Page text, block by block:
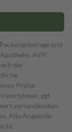
und
AVP:
der
Preise
ggf.
versand­kosten­
Alle Angebote